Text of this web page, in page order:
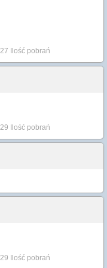
27 Ilość pobrań
29 Ilość pobrań
29 Ilość pobrań